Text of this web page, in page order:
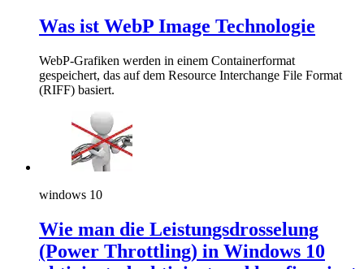
Was ist WebP Image Technologie
WebP-Grafiken werden in einem Containerformat
gespeichert, das auf dem Resource Interchange File Format
(RIFF) basiert.
windows 10
Wie man die Leistungsdrosselung
(Power Throttling) in Windows 10